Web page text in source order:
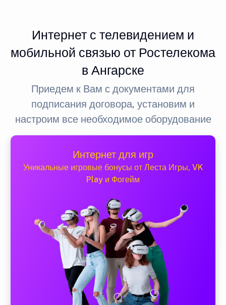
Интернет с телевидением и
мобильной связью от Ростелекома
в Ангарске
Приедем к Вам с документами для
подписания договора, установим и
настроим все необходимое оборудование
Интернет для игр
Уникальные игровые бонусы от Леста Игры, VK
Play и Фогейм